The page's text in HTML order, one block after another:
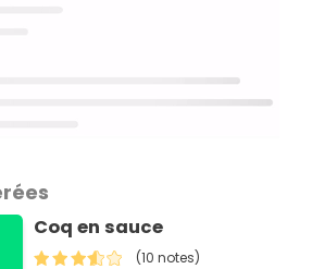
Coq en sauce
(10 notes)